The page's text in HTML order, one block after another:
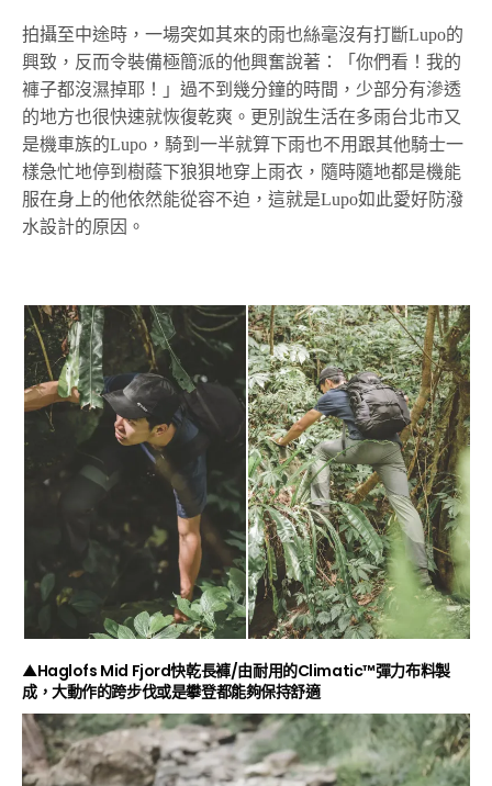
拍攝至中途時，一場突如其來的雨也絲毫沒有打斷Lupo的
興致，反而令裝備極簡派的他興奮說著：「你們看！我的
褲子都沒濕掉耶！」過不到幾分鐘的時間，少部分有滲透
的地方也很快速就恢復乾爽。更別說生活在多雨台北市又
是機車族的Lupo，騎到一半就算下雨也不用跟其他騎士一
樣急忙地停到樹蔭下狼狽地穿上雨衣，隨時隨地都是機能
服在身上的他依然能從容不迫，這就是Lupo如此愛好防潑
水設計的原因。
▲Haglofs Mid Fjord快乾長褲/由耐用的Climatic™彈力布料製
成，大動作的跨步伐或是攀登都能夠保持舒適